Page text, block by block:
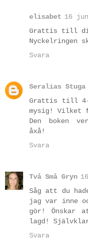
elisabet 16
Grattis till
Nyckelringen
Svara
Seralias Stuga
Grattis till 4-
mysig! Vilket
Den boken
åxå!
Svara
Två Små Gryn
Såg att du
jag var inne
gör! Önskar
lagd!
Svara